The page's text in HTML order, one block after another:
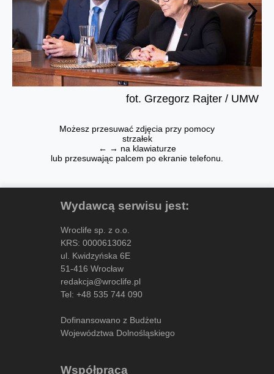
fot. Grzegorz Rajter / UMW
Możesz przesuwać zdjęcia przy pomocy
strzałek
← → na klawiaturze
lub przesuwając palcem po ekranie telefonu.
Wydawcą serwisu jest:
Wroclife sp. z o.o.
KRS: 0000613062
ul. Kwidzyńska 6E
51-416 Wrocław
redakcja@wroclife.pl
Tel: +48 535 744 090
Dofinansowano z Budżetu
Województwa Dolnośląskiego
Współpraca